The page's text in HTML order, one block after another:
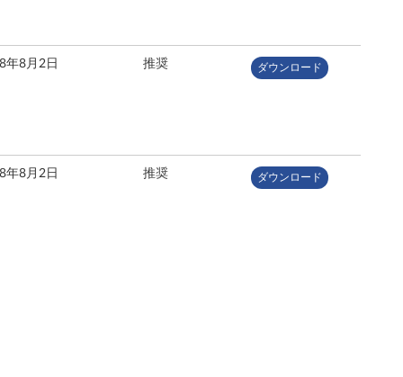
年8月2日 推奨 ダウンロード
年8月2日 推奨 ダウンロード